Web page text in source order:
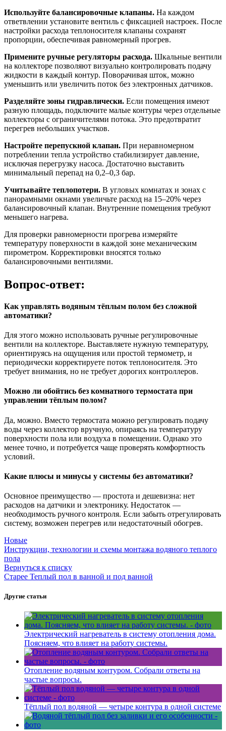
Используйте балансировочные клапаны. На каждом
ответвлении установите вентиль с фиксацией настроек. После
настройки расхода теплоносителя клапаны сохранят
пропорции, обеспечивая равномерный прогрев.
Примените ручные регуляторы расхода. Шкальные вентили
на коллекторе позволяют визуально контролировать подачу
жидкости в каждый контур. Поворачивая шток, можно
уменьшить или увеличить поток без электронных датчиков.
Разделяйте зоны гидравлически. Если помещения имеют
разную площадь, подключите малые контуры через отдельные
коллекторы с ограничителями потока. Это предотвратит
перегрев небольших участков.
Настройте перепускной клапан. При неравномерном
потреблении тепла устройство стабилизирует давление,
исключая перегрузку насоса. Достаточно выставить
минимальный перепад на 0,2–0,3 бар.
Учитывайте теплопотери. В угловых комнатах и зонах с
панорамными окнами увеличьте расход на 15–20% через
балансировочный клапан. Внутренние помещения требуют
меньшего нагрева.
Для проверки равномерности прогрева измеряйте
температуру поверхности в каждой зоне механическим
пирометром. Корректировки вносятся только
балансировочными вентилями.
Вопрос-ответ:
Как управлять водяным тёплым полом без сложной
автоматики?
Для этого можно использовать ручные регулировочные
вентили на коллекторе. Выставляете нужную температуру,
ориентируясь на ощущения или простой термометр, и
периодически корректируете поток теплоносителя. Это
требует внимания, но не требует дорогих контроллеров.
Можно ли обойтись без комнатного термостата при
управлении тёплым полом?
Да, можно. Вместо термостата можно регулировать подачу
воды через коллектор вручную, опираясь на температуру
поверхности пола или воздуха в помещении. Однако это
менее точно, и потребуется чаще проверять комфортность
условий.
Какие плюсы и минусы у системы без автоматики?
Основное преимущество — простота и дешевизна: нет
расходов на датчики и электронику. Недостаток —
необходимость ручного контроля. Если забыть отрегулировать
систему, возможен перегрев или недостаточный обогрев.
Новые
Инструкции, технологии и схемы монтажа водяного теплого
пола
Вернуться к списку
Старее Теплый пол в ванной и под ванной
Другие статьи
Электрический нагреватель в систему отопления дома.
Поясняем, что влияет на работу системы.
Отопление водяным контуром. Собрали ответы на
частые вопросы.
Тёплый пол водяной — четыре контура в одной системе